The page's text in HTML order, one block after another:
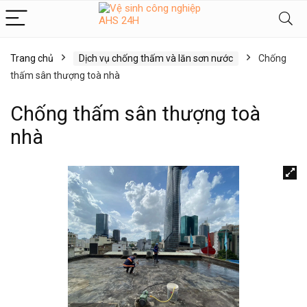
Trang chủ Dịch vụ chống thấm và lăn sơn nước
Chống
thấm sân thượng toà nhà
Chống thấm sân thượng toà
nhà